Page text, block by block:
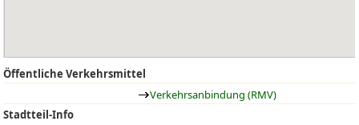
Öffentliche Verkehrsmittel
Verkehrsanbindung (RMV)
Stadtteil-Info